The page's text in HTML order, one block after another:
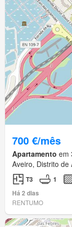
700 €/mês
Apartamento em
Aveiro, Distrito de
T3 1
Há 2 dias
RENTUMO